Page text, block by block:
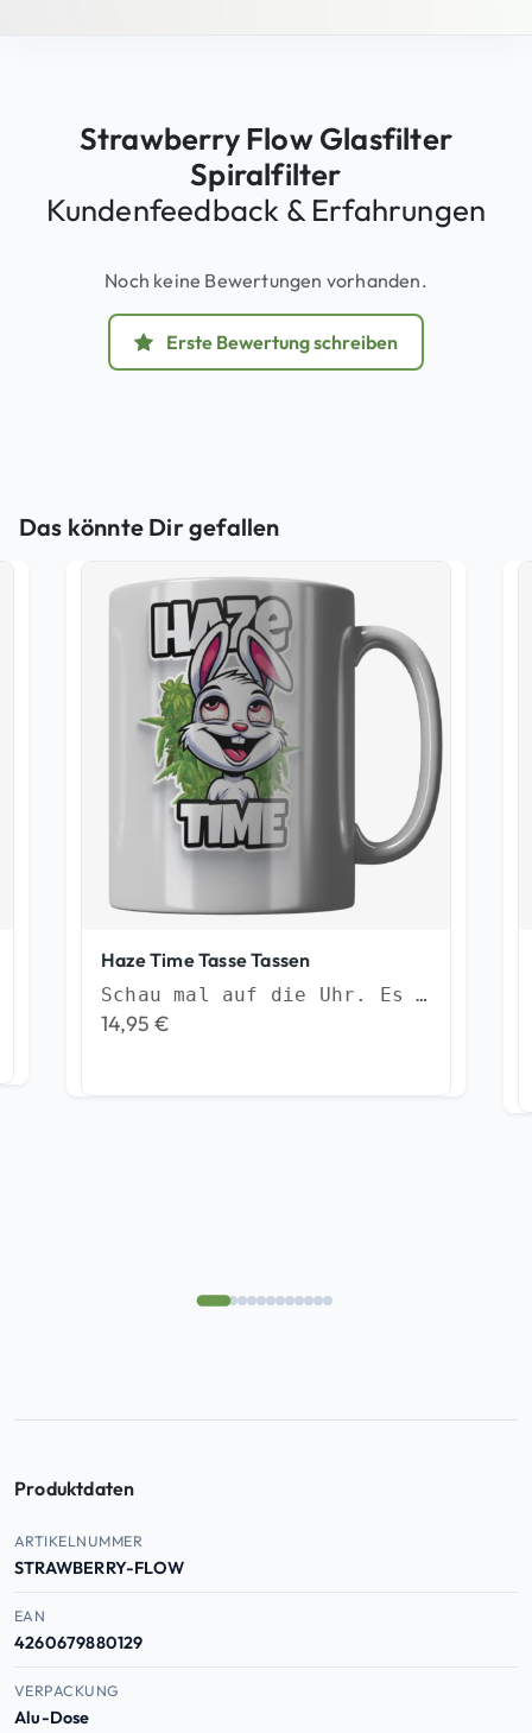
Strawberry Flow Glasfilter
Spiralfilter
Kundenfeedback & Erfahrungen
Noch keine Bewertungen vorhanden.
Erste Bewertung schreiben
Das könnte Dir gefallen
Haze Time Tasse Tassen
Schau mal auf die Uhr. Es ist soweit...
14,95€
Produktdaten
ARTIKELNUMMER
STRAWBERRY-FLOW
EAN
4260679880129
VERPACKUNG
Alu-Dose